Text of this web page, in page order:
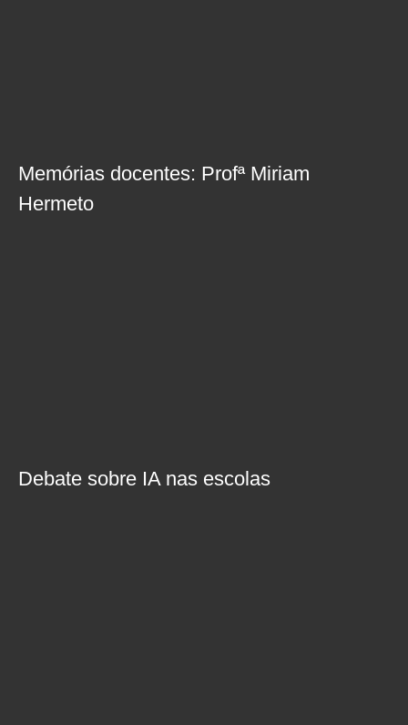
Memórias docentes: Profª Miriam
Hermeto
Debate sobre IA nas escolas